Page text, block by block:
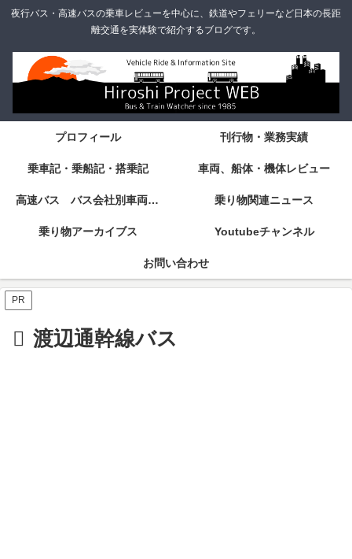
夜行バス・高速バスの乗車レビューを中心に、鉄道やフェリーなど日本の長距
離交通を実体験で紹介するブログです。
プロフィール 刊行物・業務実績
乗車記・乗船記・搭乗記 車両、船体・機体レビュー
高速バス バス会社別車両・設備・シート紹介 乗り物関連ニュース
乗り物アーカイブス Youtubeチャンネル
お問い合わせ
PR
渡辺通幹線バス